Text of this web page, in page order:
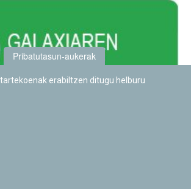
Pribatutasun-aukerak
erabiltzen ditugu helburu